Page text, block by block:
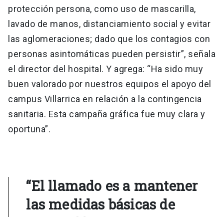
protección persona, como uso de mascarilla,
lavado de manos, distanciamiento social y evitar
las aglomeraciones; dado que los contagios con
personas asintomáticas pueden persistir”, señala
el director del hospital. Y agrega: “Ha sido muy
buen valorado por nuestros equipos el apoyo del
campus Villarrica en relación a la contingencia
sanitaria. Esta campaña gráfica fue muy clara y
oportuna”.
“El llamado es a mantener
las medidas básicas de